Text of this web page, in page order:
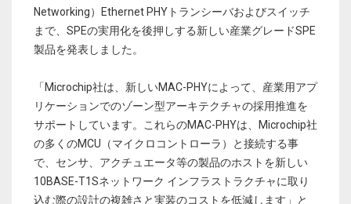
Networking）Ethernet PHYトランシーバおよびスイッチ
まで、SPEの実用化を後押しする新しい産業グレードSPE
製品を発表しました。
「Microchip社は、新しいMAC-PHYによって、産業用アプ
リケーションでのゾーン型アーキテクチャの採用推進を
サポートしています。これらのMAC-PHYは、Microchip社
の多くのMCU（マイクロコントローラ）と接続する事
で、センサ、アクチュエータ等の製品のホストを新しい
10BASE-T1Sネットワーク インフラストラクチャに取り
込む際の設計の複雑さと実装のコストを低減します」と